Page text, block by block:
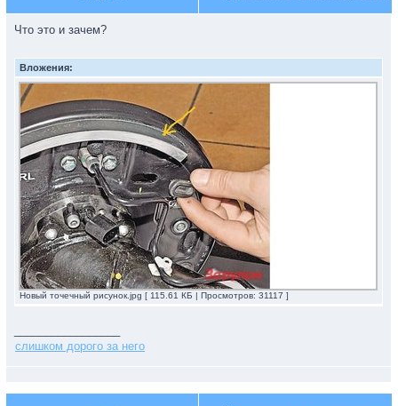
Что это и зачем?
Вложения:
Новый точечный рисунок.jpg [ 115.61 КБ | Просмотров: 31117 ]
слишком дорого за него